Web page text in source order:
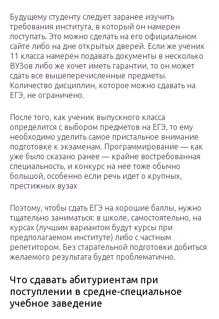
Будущему студенту следует заранее изучить
требования института, в который он намерен
поступать. Это можно сделать на его официальном
сайте либо на дне открытых дверей. Если же ученик
11 класса намерен подавать документы в несколько
ВУЗов либо же хочет иметь гарантии, то он может
сдать все вышеперечисленные предметы.
Количество дисциплин, которое можно сдавать на
ЕГЭ, не ограничено.
После того, как ученик выпускного класса
определится с выбором предметов на ЕГЭ, то ему
необходимо уделить самое пристальное внимание
подготовке к экзаменам. Программирование — как
уже было сказано ранее — крайне востребованная
специальность, и конкурс на нее тоже обычно
большой, особенно если речь идет о крупных,
престижных вузах
Поэтому, чтобы сдать ЕГЭ на хорошие баллы, нужно
тщательно заниматься: в школе, самостоятельно, на
курсах (лучшим вариантом будут курсы при
предполагаемом институте) либо с частным
репетитором. Без старательной подготовки добиться
желаемого результата будет проблематично.
Что сдавать абитуриентам при
поступлении в средне-специальное
учебное заведение